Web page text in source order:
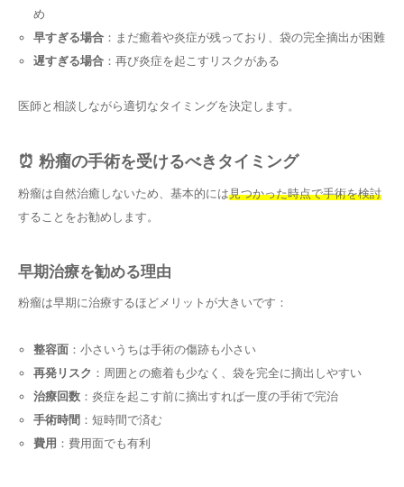
め
早すぎる場合：まだ癒着や炎症が残っており、袋の完全摘出が困難
遅すぎる場合：再び炎症を起こすリスクがある
医師と相談しながら適切なタイミングを決定します。
⏰ 粉瘤の手術を受けるべきタイミング
粉瘤は自然治癒しないため、基本的には見つかった時点で手術を検討
することをお勧めします。
早期治療を勧める理由
粉瘤は早期に治療するほどメリットが大きいです：
整容面：小さいうちは手術の傷跡も小さい
再発リスク ：周囲との癒着も少なく、袋を完全に摘出しやすい
治療回数：炎症を起こす前に摘出すれば一度の手術で完治
手術時間 ：短時間で済む
費用 ：費用面でも有利